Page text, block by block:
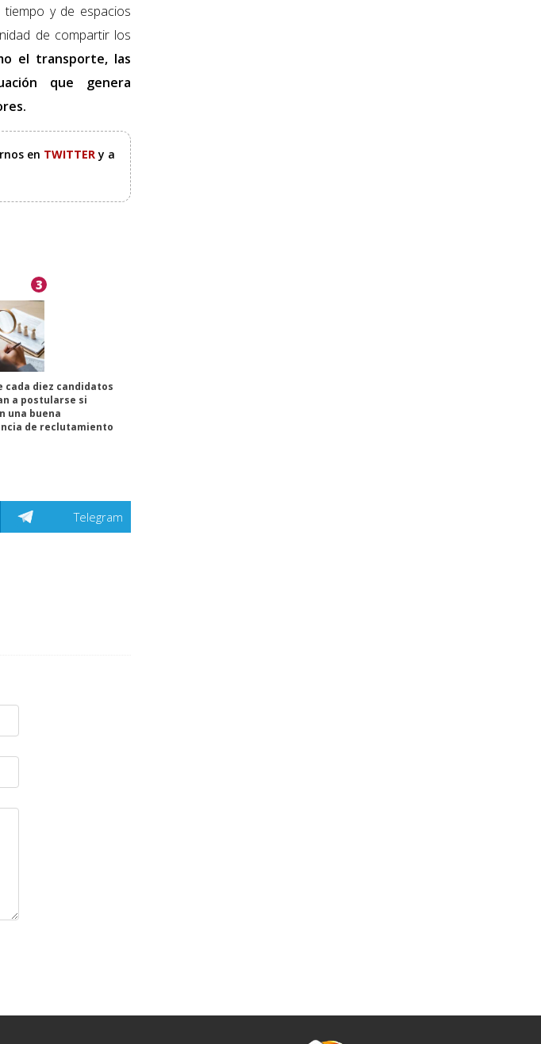
y de espacios
de compartir los
el transporte, las
que genera
en TWITTERy a
3
cada diez candidatos
a postularse si
una buena
de reclutamiento
Telegram